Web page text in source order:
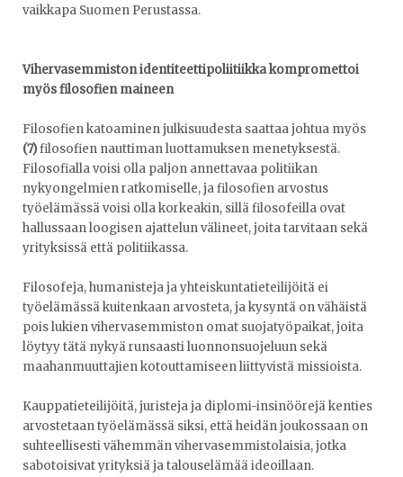
vaikkapa Suomen Perustassa.
Vihervasemmiston identiteettipoliitiikka kompromettoi
myös filosofien maineen
Filosofien katoaminen julkisuudesta saattaa johtua myös
(7)filosofien nauttiman luottamuksen menetyksestä.
Filosofialla voisi olla paljon annettavaa politiikan
nykyongelmien ratkomiselle, ja filosofien arvostus
työelämässä voisi olla korkeakin, sillä filosofeilla ovat
hallussaan loogisen ajattelun välineet, joita tarvitaan sekä
yrityksissä että politiikassa.
Filosofeja, humanisteja ja yhteiskuntatieteilijöitä ei
työelämässä kuitenkaan arvosteta, ja kysyntä on vähäistä
pois lukien vihervasemmiston omat suojatyöpaikat, joita
löytyy tätä nykyä runsaasti luonnonsuojeluun sekä
maahanmuuttajien kotouttamiseen liittyvistä missioista.
Kauppatieteilijöitä, juristeja ja diplomi-insinöörejä kenties
arvostetaan työelämässä siksi, että heidän joukossaan on
suhteellisesti vähemmän vihervasemmistolaisia, jotka
sabotoisivat yrityksiä ja talouselämää ideoillaan.